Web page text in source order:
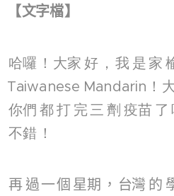
【文字檔】
哈囉 ！ 大家 好 ， 我 是 家
Taiwanese Mandarin！
你們 都打 完三 劑 疫苗 了
不錯 ！
再 過⼀個 星期 ， 台灣 的